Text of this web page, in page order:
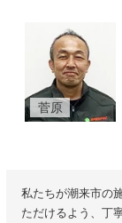
菅原
私たちが潮来市の
ただけるよう、丁